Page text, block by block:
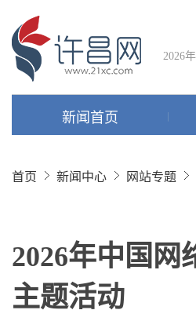
2026
新闻首页
首页 新闻中心 网站专题
2026年中国网
主题活动